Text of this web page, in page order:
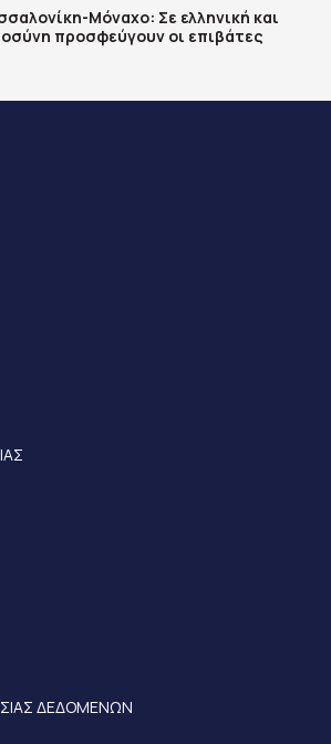
Μόναχο: Σε ελληνική και
προσφεύγουν οι επιβάτες
ΔΕΔΟΜΕΝΩΝ